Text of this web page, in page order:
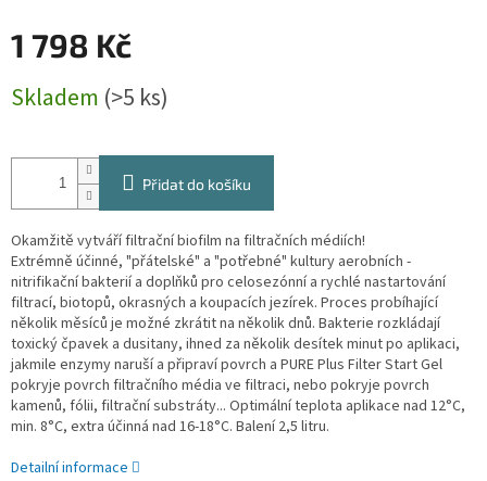
1 798 Kč
cena:
Skladem (>5 ks)
Přidat do košíku
Okamžitě vytváří filtrační biofilm na filtračních médiích!
Extrémně účinné, "přátelské" a "potřebné" kultury aerobních -
nitrifikační bakterií a doplňků pro celosezónní a rychlé nastartování
filtrací, biotopů, okrasných a koupacích jezírek. Proces probíhající
několik měsíců je možné zkrátit na několik dnů. Bakterie rozkládají
toxický čpavek a dusitany, ihned za několik desítek minut po aplikaci,
jakmile enzymy naruší a připraví povrch a PURE Plus Filter Start Gel
pokryje povrch filtračního média ve filtraci, nebo pokryje povrch
kamenů, fólii, filtrační substráty... Optimální teplota aplikace nad 12°C,
min. 8°C, extra účinná nad 16-18°C. Balení 2,5 litru.
Detailní informace